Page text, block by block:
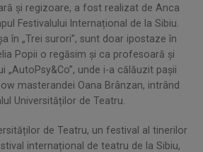
și regizoare, a fost realizat de Anca
Festivalului Internațional de la Sibiu.
în „Trei surori”, sunt doar ipostaze în
Popii o regăsim și ca profesoară și
„AutoPsy&Co”, unde i-a călăuzit pașii
masterandei Oana Brânzan, intrând
Universităților de Teatru.
de Teatru, un festival al tinerilor
internațional de teatru de la Sibiu,